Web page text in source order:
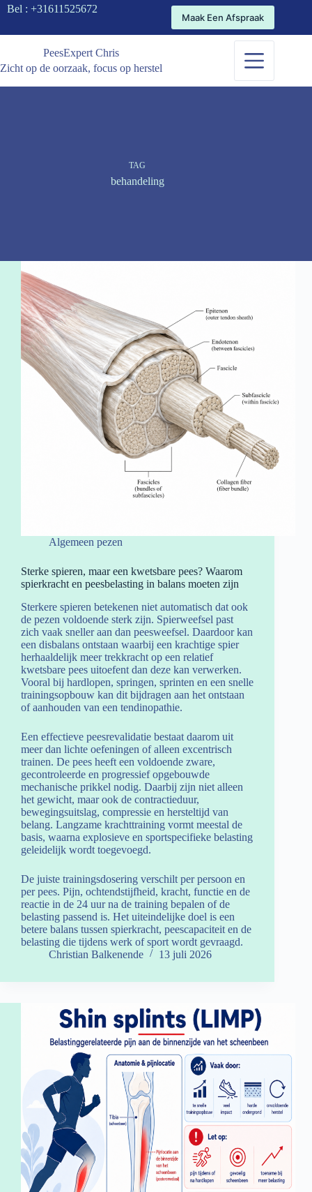
Bel : +31611525672
Maak Een Afspraak
PeesExpert Chris
Zicht op de oorzaak, focus op herstel
TAG
behandeling
Algemeen pezen
Sterke spieren, maar een kwetsbare pees? Waarom
spierkracht en peesbelasting in balans moeten zijn
Sterkere spieren betekenen niet automatisch dat ook
de pezen voldoende sterk zijn. Spierweefsel past
zich vaak sneller aan dan peesweefsel. Daardoor kan
een disbalans ontstaan waarbij een krachtige spier
herhaaldelijk meer trekkracht op een relatief
kwetsbare pees uitoefent dan deze kan verwerken.
Vooral bij hardlopen, springen, sprinten en een snelle
trainingsopbouw kan dit bijdragen aan het ontstaan
of aanhouden van een tendinopathie.
Een effectieve peesrevalidatie bestaat daarom uit
meer dan lichte oefeningen of alleen excentrisch
trainen. De pees heeft een voldoende zware,
gecontroleerde en progressief opgebouwde
mechanische prikkel nodig. Daarbij zijn niet alleen
het gewicht, maar ook de contractieduur,
bewegingsuitslag, compressie en hersteltijd van
belang. Langzame krachttraining vormt meestal de
basis, waarna explosieve en sportspecifieke belasting
geleidelijk wordt toegevoegd.
De juiste trainingsdosering verschilt per persoon en
per pees. Pijn, ochtendstijfheid, kracht, functie en de
reactie in de 24 uur na de training bepalen of de
belasting passend is. Het uiteindelijke doel is een
betere balans tussen spierkracht, peescapaciteit en de
belasting die tijdens werk of sport wordt gevraagd.
Christian Balkenende
13 juli 2026